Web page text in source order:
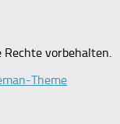
vorbehalten.
Theme